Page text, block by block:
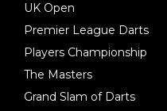
UK Open
Premier League Darts
Players Championship
The Masters
Grand Slam of Darts